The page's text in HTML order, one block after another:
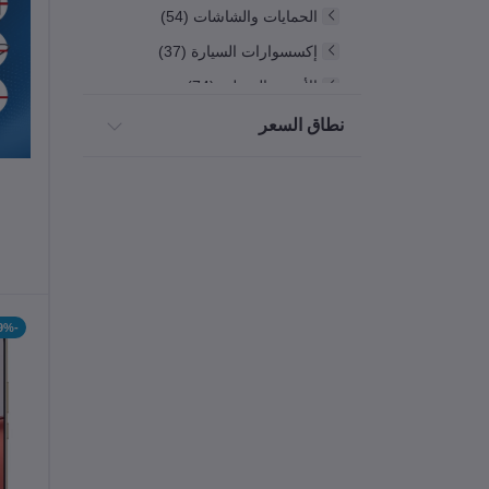
الحمايات والشاشات (54)
إكسسوارات السيارة (37)
الأجهزة المنزلية (74)
الألعاب (14)
نطاق السعر
-9%